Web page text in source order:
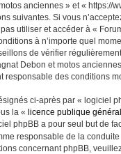
anciennes » et « https://
suivantes. Si vous
utiliser et accéder à «
à n’importe quel
de vérifier
Debon et motos
responsable des conditions
ci-après par « logiciel
la « licence publique
phpBB a pour seul but de
responsable de la
concernant phpBB,